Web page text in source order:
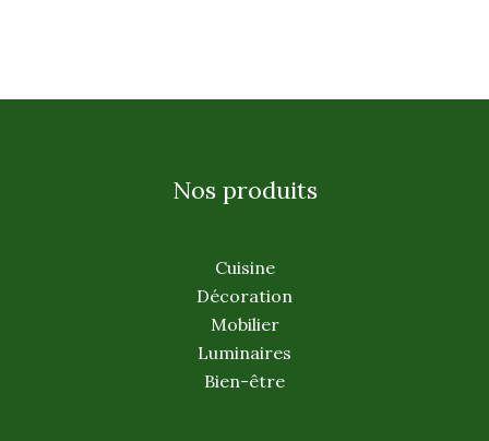
Nos produits
Cuisine
Décoration
Mobilier
Luminaires
Bien-être